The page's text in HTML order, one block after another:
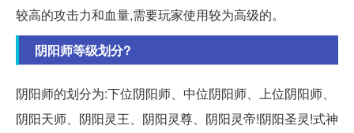
较高的攻击力和血量,需要玩家使用较为高级的。
阴阳师等级划分?
阴阳师的划分为:下位阴阳师、中位阴阳师、上位阴阳师、
阴阳天师、阴阳灵王、阴阳灵尊、阴阳灵帝!阴阳圣灵!式神